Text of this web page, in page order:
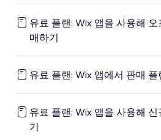
유료 플랜: Wix 앱을 사용해
매하기
유료 플랜: Wix 앱에서 판매 플
유료 플랜: Wix 앱을 사용해
기